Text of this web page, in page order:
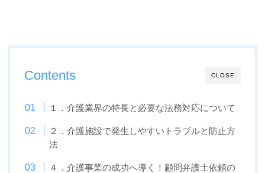
CLOSE
Contents
１．介護業界の特長と必要な法務対応について
２．介護施設で発⽣しやすいトラブルと防止方
法
４．介護事業の成功へ導く！顧問弁護士依頼の